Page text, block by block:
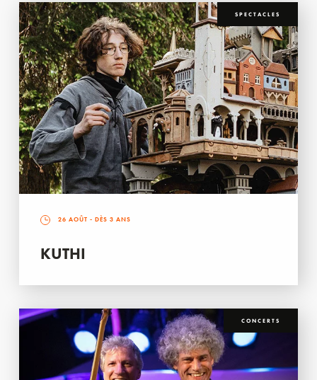
SPECTACLES
26 AOÛT - DÈS 3 ANS
KUTHI
CONCERTS